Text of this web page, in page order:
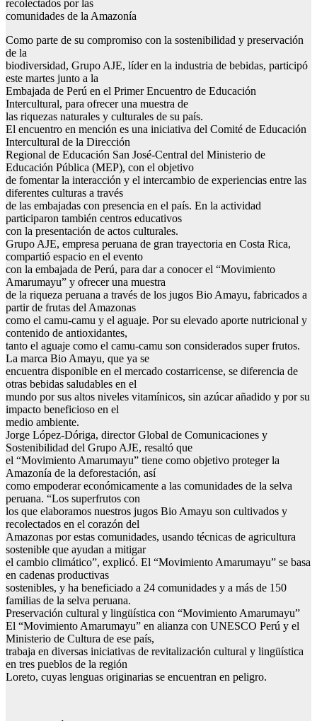
recolectados por las
comunidades de la Amazonía
Como parte de su compromiso con la sostenibilidad y preservación
de la
biodiversidad, Grupo AJE, líder en la industria de bebidas, participó
este martes junto a la
Embajada de Perú en el Primer Encuentro de Educación
Intercultural, para ofrecer una muestra de
las riquezas naturales y culturales de su país.
El encuentro en mención es una iniciativa del Comité de Educación
Intercultural de la Dirección
Regional de Educación San José-Central del Ministerio de
Educación Pública (MEP), con el objetivo
de fomentar la interacción y el intercambio de experiencias entre las
diferentes culturas a través
de las embajadas con presencia en el país. En la actividad
participaron también centros educativos
con la presentación de actos culturales.
Grupo AJE, empresa peruana de gran trayectoria en Costa Rica,
compartió espacio en el evento
con la embajada de Perú, para dar a conocer el “Movimiento
Amarumayu” y ofrecer una muestra
de la riqueza peruana a través de los jugos Bio Amayu, fabricados a
partir de frutas del Amazonas
como el camu-camu y el aguaje. Por su elevado aporte nutricional y
contenido de antioxidantes,
tanto el aguaje como el camu-camu son considerados super frutos.
La marca Bio Amayu, que ya se
encuentra disponible en el mercado costarricense, se diferencia de
otras bebidas saludables en el
mundo por sus altos niveles vitamínicos, sin azúcar añadido y por su
impacto beneficioso en el
medio ambiente.
Jorge López-Dóriga, director Global de Comunicaciones y
Sostenibilidad del Grupo AJE, resaltó que
el “Movimiento Amarumayu” tiene como objetivo proteger la
Amazonía de la deforestación, así
como empoderar económicamente a las comunidades de la selva
peruana. “Los superfrutos con
los que elaboramos nuestros jugos Bio Amayu son cultivados y
recolectados en el corazón del
Amazonas por estas comunidades, usando técnicas de agricultura
sostenible que ayudan a mitigar
el cambio climático”, explicó. El “Movimiento Amarumayu” se basa
en cadenas productivas
sostenibles, y ha beneficiado a 24 comunidades y a más de 150
familias de la selva peruana.
Preservación cultural y lingüística con “Movimiento Amarumayu”
El “Movimiento Amarumayu” en alianza con UNESCO Perú y el
Ministerio de Cultura de ese país,
trabaja en diversas iniciativas de revitalización cultural y lingüística
en tres pueblos de la región
Loreto, cuyas lenguas originarias se encuentran en peligro.